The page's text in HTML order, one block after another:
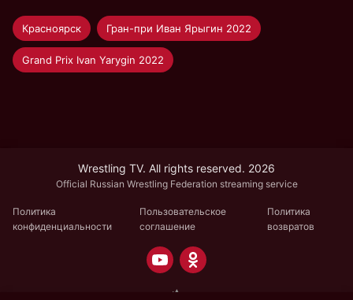
Красноярск Гран-при Иван Ярыгин 2022
Grand Prix Ivan Yarygin 2022
Wrestling TV. All rights reserved. 2026
Official Russian Wrestling Federation streaming service
Политика
конфиденциальности
Пользовательское
соглашение
Политика
возвратов